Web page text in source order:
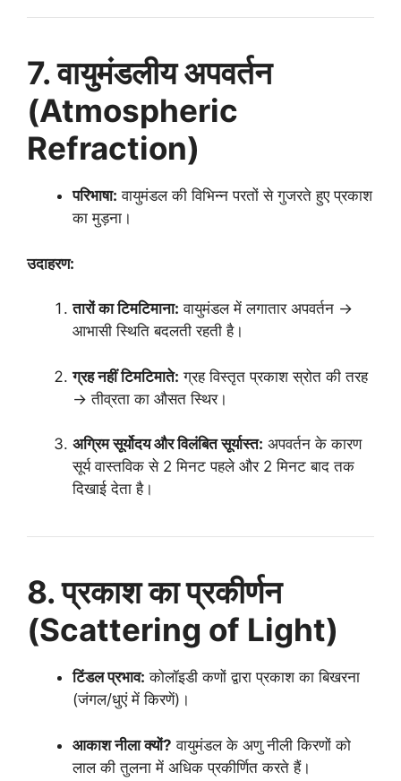
7. वायुमंडलीय अपवर्तन
(Atmospheric
Refraction)
परिभाषा: वायुमंडल की विभिन्न परतों से गुजरते हुए प्रकाश
का मुड़ना।
उदाहरण:
तारों का टिमटिमाना: वायुमंडल में लगातार अपवर्तन →
आभासी स्थिति बदलती रहती है।
ग्रह नहीं टिमटिमाते: ग्रह विस्तृत प्रकाश स्रोत की तरह
→ तीव्रता का औसत स्थिर।
अग्रिम सूर्योदय और विलंबित सूर्यास्त: अपवर्तन के कारण
सूर्य वास्तविक से 2 मिनट पहले और 2 मिनट बाद तक
दिखाई देता है।
8. प्रकाश का प्रकीर्णन
(Scattering of Light)
टिंडल प्रभाव: कोलॉइडी कणों द्वारा प्रकाश का बिखरना
(जंगल/धुएं में किरणें)।
आकाश नीला क्यों? वायुमंडल के अणु नीली किरणों को
लाल की तुलना में अधिक प्रकीर्णित करते हैं।